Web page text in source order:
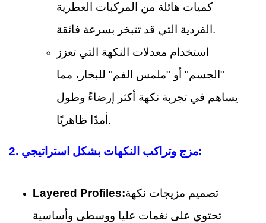
كميات هائلة من المركبات العطرية
الفردية التي قد تتبخر بسرعة فائقة.
استخدام معدلات النكهة التي تعزز
"الجسم" أو "ملمس الفم" للبخار، مما
يساهم في تجربة نكهة أكثر إرضاءً وطول
أمدًا ظاهريًا.
2. مزج وتراكب النكهات بشكل استراتيجي:
Layered Profiles:تصميم مزيجات نكهة
تحتوي على نغمات عليا ووسطى وأساسية